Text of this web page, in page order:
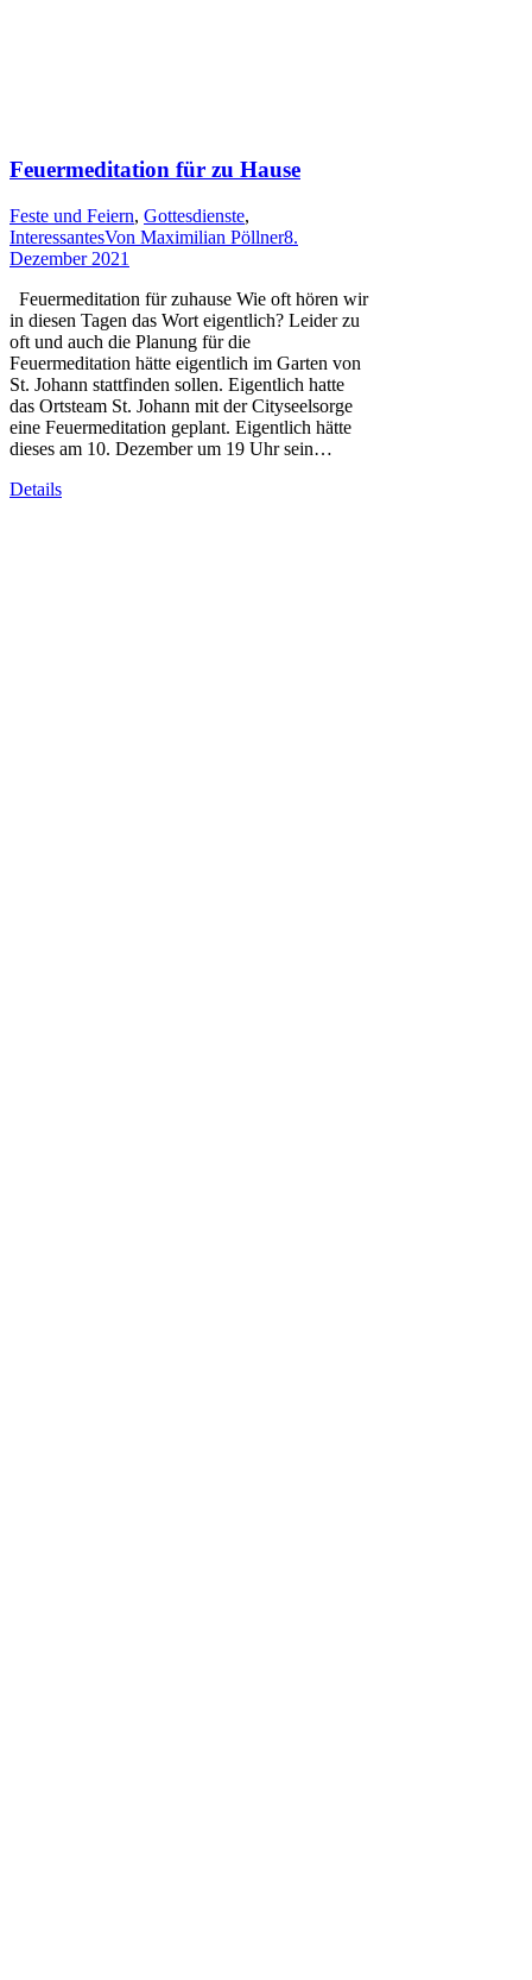
Feuermeditation für zu Hause
Feste und Feiern, Gottesdienste,
InteressantesVon Maximilian Pöllner8.
Dezember 2021
Feuermeditation für zuhause Wie oft hören wir
in diesen Tagen das Wort eigentlich? Leider zu
oft und auch die Planung für die
Feuermeditation hätte eigentlich im Garten von
St. Johann stattfinden sollen. Eigentlich hatte
das Ortsteam St. Johann mit der Cityseelsorge
eine Feuermeditation geplant. Eigentlich hätte
dieses am 10. Dezember um 19 Uhr sein…
Details